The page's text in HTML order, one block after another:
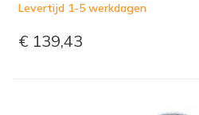
Levertijd 1-5 werkdagen
€ 139,43